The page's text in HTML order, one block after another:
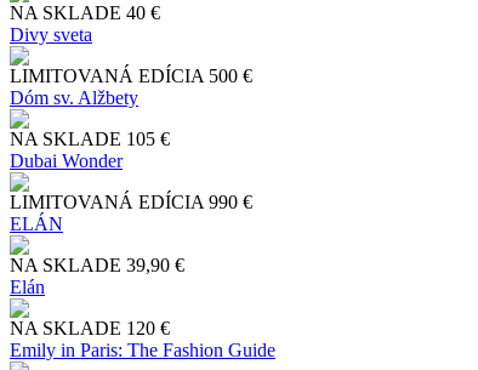
NA SKLADE 40 €
Divy sveta
LIMITOVANÁ EDÍCIA 500 €
Dóm sv. Alžbety
NA SKLADE 105 €
Dubai Wonder
LIMITOVANÁ EDÍCIA 990 €
ELÁN
NA SKLADE 39,90 €
Elán
NA SKLADE 120 €
Emily in Paris: The Fashion Guide